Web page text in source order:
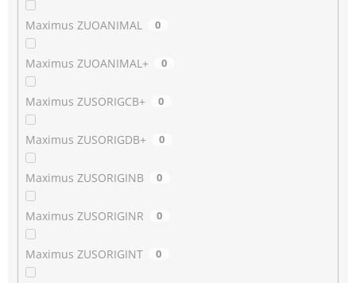
Maximus ZUOANIMAL 0
Maximus ZUOANIMAL+ 0
Maximus ZUSORIGCB+ 0
Maximus ZUSORIGDB+ 0
Maximus ZUSORIGINB 0
Maximus ZUSORIGINR 0
Maximus ZUSORIGINT 0